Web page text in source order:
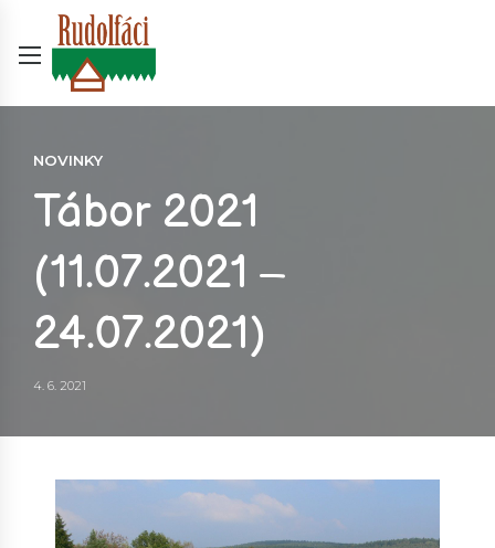
NOVINKY
Tábor 2021
(11.07.2021 –
24.07.2021)
4. 6. 2021